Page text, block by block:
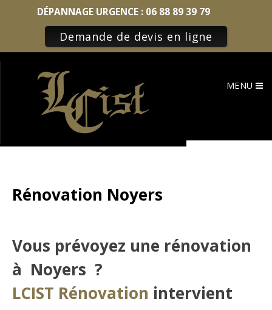
Skip
MENU
Rénovation Noyers
Vous prévoyez une rénovation
à Noyers ?
LCIST Rénovation intervient
DÉPANNAGE URGENCE : 06 88 89 39 79
Demande de devis en ligne